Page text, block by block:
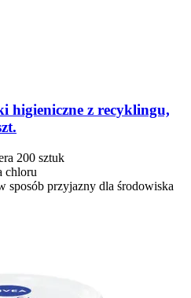
higieniczne z recyklingu,
200 sztuk
chloru
sposób przyjazny dla środowiska